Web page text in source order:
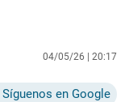
04/05/26 | 20:17
Síguenos en Google